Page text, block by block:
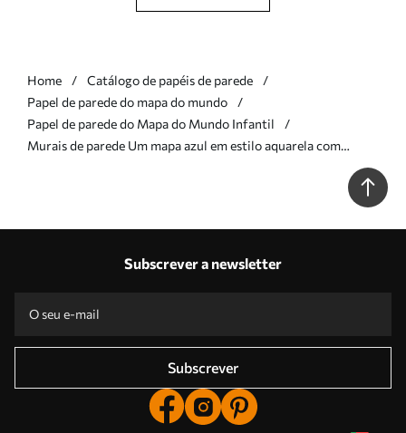
Home
Catálogo de papéis de parede
Papel de parede do mapa do mundo
Papel de parede do Mapa do Mundo Infantil
Murais de parede Um mapa azul em estilo aquarela com
Subscrever a newsletter
Subscrever